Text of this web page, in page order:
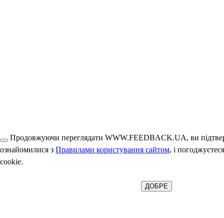
Продовжуючи переглядати WWW.FEEDBACK.UA, ви
ознайомилися з Правилами користування сайтом, і
cookie.
ДОБРЕ